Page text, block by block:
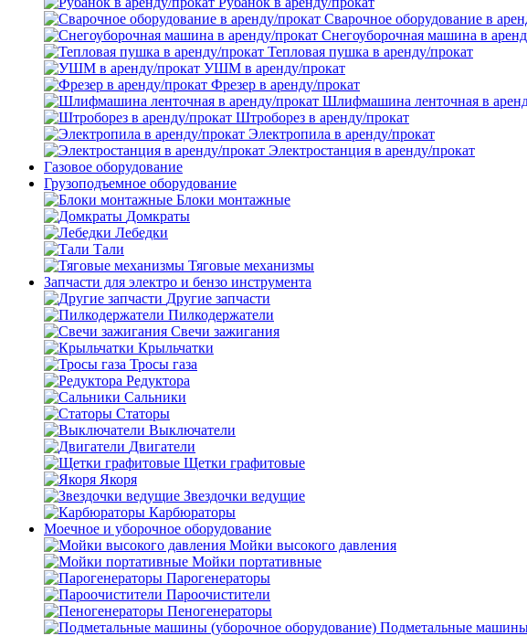
Сварочное оборудование в
Снегоуборочная машина в
Тепловая пушка в аренду/прокат
УШМ в аренду/прокат
Фрезер в аренду/прокат
Шлифмашина ленточная в
Штроборез в аренду/прокат
Электропила в аренду/прокат
Электростанция в аренду/прокат
Газовое оборудование
Грузоподъемное оборудование
Блоки монтажные
Домкраты
Лебедки
Тали
Тяговые механизмы
Запчасти для электро и бензо инструмента
Другие запчасти
Пилкодержатели
Свечи зажигания
Крыльчатки
Тросы газа
Редуктора
Сальники
Статоры
Выключатели
Двигатели
Щетки графитовые
Якоря
Звездочки ведущие
Карбюраторы
Моечное и уборочное оборудование
Мойки высокого давления
Мойки портативные
Парогенераторы
Пароочистители
Пеногенераторы
Подметальные машины